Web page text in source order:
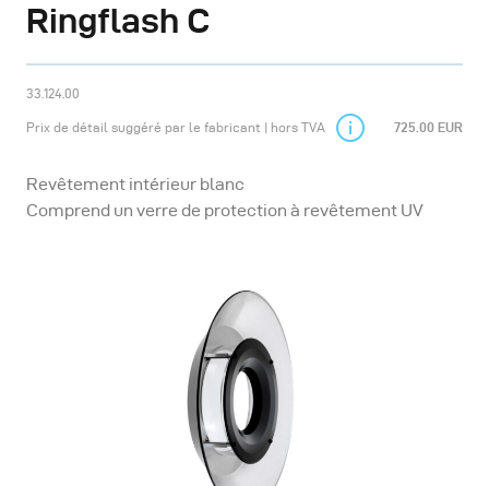
Ringflash C
33.124.00
Prix de détail suggéré par le fabricant | hors TVA 725.00 EUR
Revêtement intérieur blanc
Comprend un verre de protection à revêtement UV